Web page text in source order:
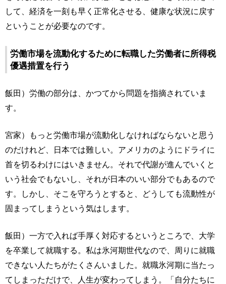
して、経済を一刻も早く正常化させる、健康な状況に戻す
ということが必要なのです。
労働市場を流動化するために転職した労働者に所得税
優遇措置を行う
飯田）労働の部分は、かつてから問題を指摘されていま
す。
宮家）もっと労働市場が流動化しなければならないと思う
のだけれど、日本では難しい。アメリカのようにドライに
首を切るわけにはいきません。それで代謝が進んでいくと
いう社会でもないし、それが日本のいい部分でもあるので
す。しかし、そこを守ろうとすると、どうしても流動性が
固まってしまうという気はします。
飯田）一方で入れば手厚く対応するというところで、大学
を卒業して就職する。私は氷河期世代なので、周りに就職
できない人たちがたくさんいました。就職氷河期に当たっ
てしまっただけで、人生が変わってしまう。「自分たちに